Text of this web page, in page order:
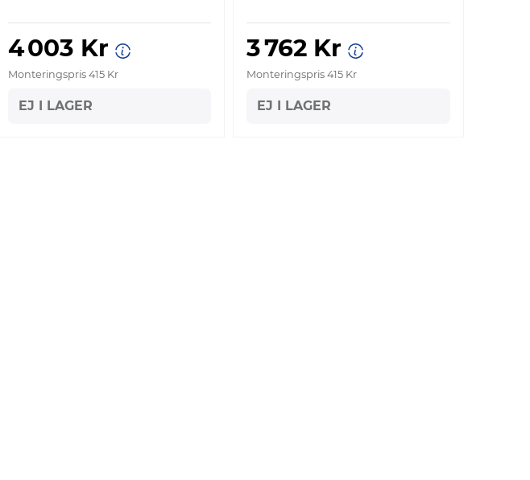
4 003 Kr
Monteringspris 415 Kr
EJ I LAGER
3 762 Kr
Monteringspris 415 Kr
EJ I LAGER